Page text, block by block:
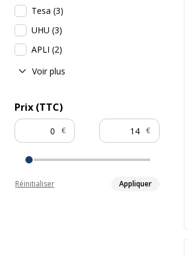
Tesa (3)
UHU (3)
APLI (2)
Voir plus
Prix (TTC)
€ €
Réinitialiser Appliquer